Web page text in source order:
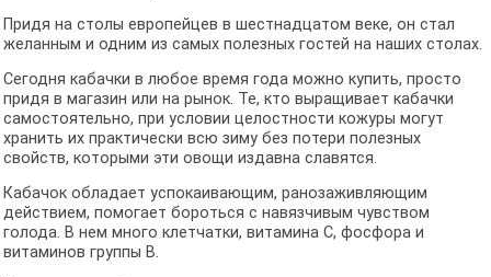
Придя на столы европейцев в шестнадцатом веке, он стал
желанным и одним из самых полезных гостей на наших столах.
Сегодня кабачки в любое время года можно купить, просто
придя в магазин или на рынок. Те, кто выращивает кабачки
самостоятельно, при условии целостности кожуры могут
хранить их практически всю зиму без потери полезных
свойств, которыми эти овощи издавна славятся.
Кабачок обладает успокаивающим, ранозаживляющим
действием, помогает бороться с навязчивым чувством
голода. В нем много клетчатки, витамина С, фосфора и
витаминов группы В.